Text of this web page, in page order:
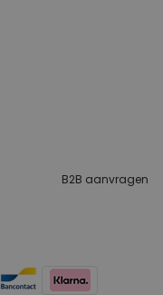
B2B aanvragen